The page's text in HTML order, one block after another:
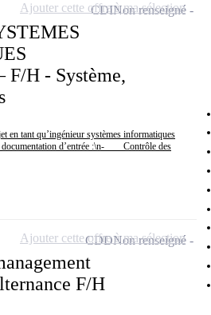
F/H - Système,
en tant qu’ingénieur systèmes informatiques
documentation d’entrée :\n- Contrôle des
CDINon renseigné
Ajouter cette offre à ma sélection
F/H
CDDNon renseigné
Ajouter cette offre à ma sélection